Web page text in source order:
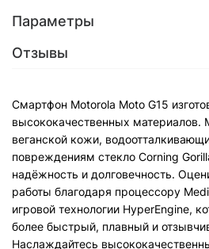
Параметры
Отзывы
Смартфон Motorola Moto G15
высококачественных материалов.
веганской кожи,
повреждениям стекло Corning
надёжность и долговечность.
работы благодаря процессору
игровой технологии HyperEngine,
более быстрый, плавный и
Наслаждайтесь